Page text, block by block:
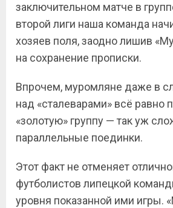
заключительном матче в
второй лиги наша команда
хозяев поля, заодно лишив
на сохранение прописки.
Впрочем, муромляне даже в
над «сталеварами» всё равно
«золотую» группу — так уж
параллельные поединки.
Этот факт не отменяет
футболистов липецкой
уровня показанной ими игры.